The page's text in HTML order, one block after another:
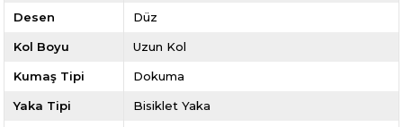
Desen Düz
Kol Boyu Uzun Kol
Kumaş Tipi Dokuma
Yaka Tipi Bisiklet Yaka